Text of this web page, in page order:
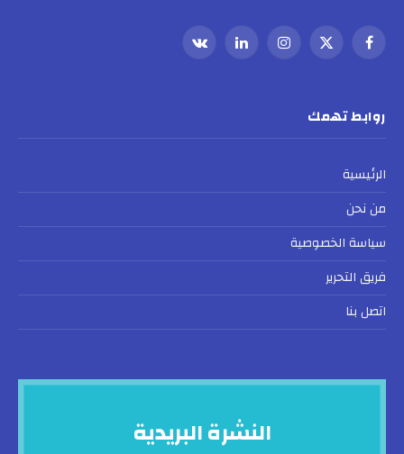
فيسبوك
X
الانستغراملينكدإنVKontakte
روابط تهمك
الرئيسية
من نحن
سياسة الخصوصية
فريق التحرير
اتصل بنا
النشرة البريدية